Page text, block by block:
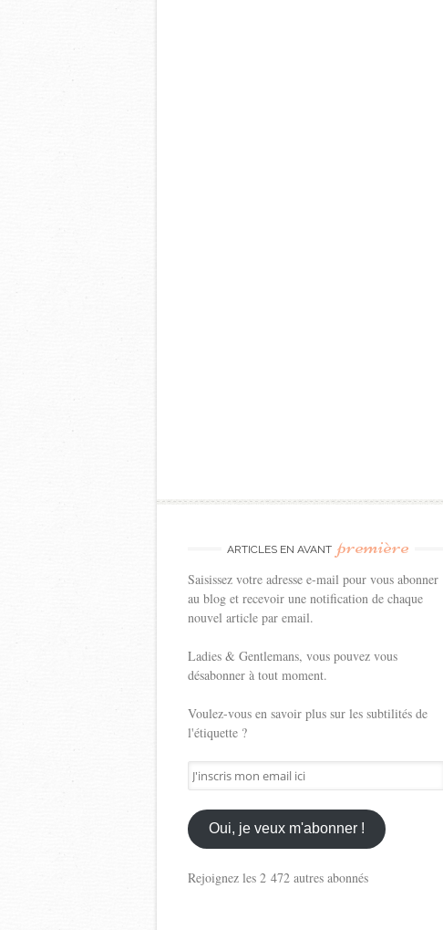
ARTICLES EN AVANT première
Saisissez votre adresse e-mail pour vous abonner
au blog et recevoir une notification de chaque
nouvel article par email.
Ladies & Gentlemans, vous pouvez vous
désabonner à tout moment.
Voulez-vous en savoir plus sur les subtilités de
l'étiquette ?
J'inscris
mon
email
ici
Oui, je veux m'abonner !
Rejoignez les 2 472 autres abonnés